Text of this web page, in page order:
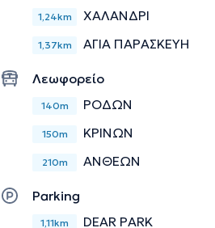
1,24km ΧΑΛΑΝΔΡΙ
1,37km ΑΓΙΑ ΠΑΡΑΣΚΕΥΗ
Λεωφορείο
140m ΡΟΔΩΝ
150m ΚΡΙΝΩΝ
210m ΑΝΘΕΩΝ
Parking
1,11km DEAR PARK